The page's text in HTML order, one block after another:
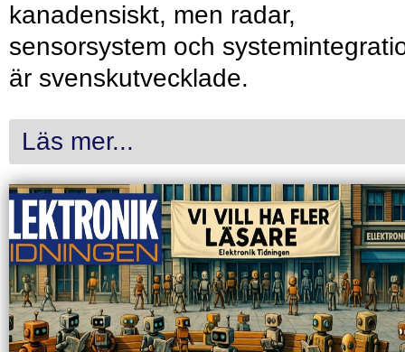
kanadensiskt, men radar,
sensorsystem och
är svenskutvecklade.
Läs mer...